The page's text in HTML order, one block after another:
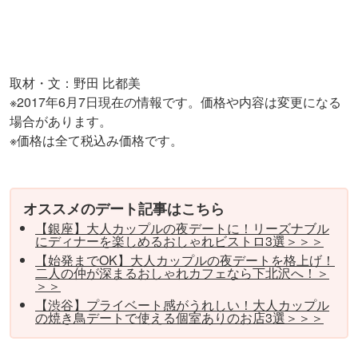
取材・文：野田 比都美
※2017年6月7日現在の情報です。価格や内容は変更になる
場合があります。
※価格は全て税込み価格です。
オススメのデート記事はこちら
【銀座】大人カップルの夜デートに！リーズナブル
にディナーを楽しめるおしゃれビストロ3選＞＞＞
【始発までOK】大人カップルの夜デートを格上げ！
二人の仲が深まるおしゃれカフェなら下北沢へ！＞
＞＞
【渋谷】プライベート感がうれしい！大人カップル
の焼き鳥デートで使える個室ありのお店3選＞＞＞